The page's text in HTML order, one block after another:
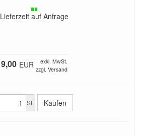
Lieferzeit auf Anfrage
9,00 EUR
exkl. MwSt.
zzgl. Versand
St.